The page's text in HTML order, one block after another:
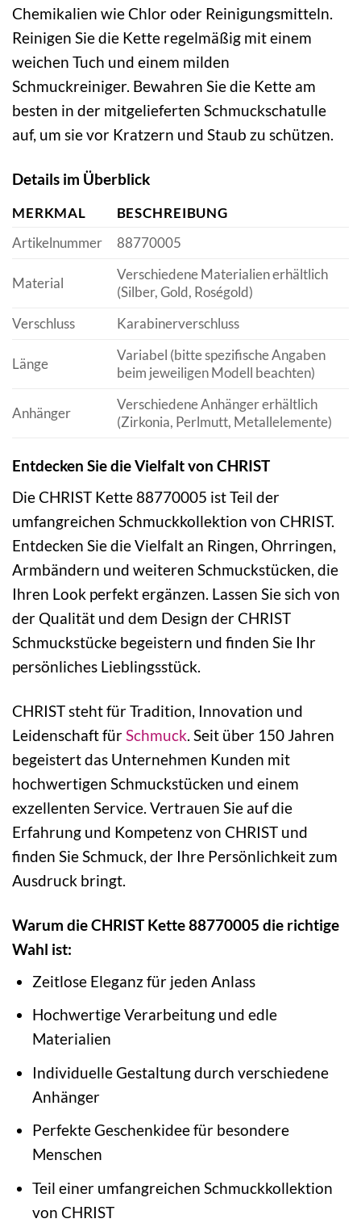
Chemikalien wie Chlor oder Reinigungsmitteln.
Reinigen Sie die Kette regelmäßig mit einem
weichen Tuch und einem milden
Schmuckreiniger. Bewahren Sie die Kette am
besten in der mitgelieferten Schmuckschatulle
auf, um sie vor Kratzern und Staub zu schützen.
Details im Überblick
MERKMAL
BESCHREIBUNG
Artikelnummer
88770005
Material
Verschiedene Materialien erhältlich
(Silber, Gold, Roségold)
Verschluss
Karabinerverschluss
Länge
Variabel (bitte spezifische Angaben
beim jeweiligen Modell beachten)
Anhänger
Verschiedene Anhänger erhältlich
(Zirkonia, Perlmutt, Metallelemente)
Entdecken Sie die Vielfalt von CHRIST
Die CHRIST Kette 88770005 ist Teil der
umfangreichen Schmuckkollektion von CHRIST.
Entdecken Sie die Vielfalt an Ringen, Ohrringen,
Armbändern und weiteren Schmuckstücken, die
Ihren Look perfekt ergänzen. Lassen Sie sich von
der Qualität und dem Design der CHRIST
Schmuckstücke begeistern und finden Sie Ihr
persönliches Lieblingsstück.
CHRIST steht für Tradition, Innovation und
Leidenschaft fürSchmuck. Seit über 150 Jahren
begeistert das Unternehmen Kunden mit
hochwertigen Schmuckstücken und einem
exzellenten Service. Vertrauen Sie auf die
Erfahrung und Kompetenz von CHRIST und
finden Sie Schmuck, der Ihre Persönlichkeit zum
Ausdruck bringt.
Warum die CHRIST Kette 88770005 die richtige
Wahl ist:
Zeitlose Eleganz für jeden Anlass
Hochwertige Verarbeitung und edle
Materialien
Individuelle Gestaltung durch verschiedene
Anhänger
Perfekte Geschenkidee für besondere
Menschen
Teil einer umfangreichen Schmuckkollektion
von CHRIST